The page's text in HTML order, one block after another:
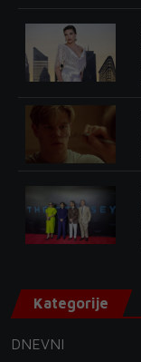
Kategorije
DNEVNI